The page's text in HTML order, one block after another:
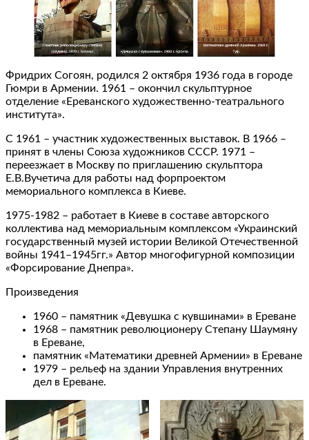
Фридрих Согоян, родился 2 октября 1936 года в городе
Гюмри в Армении. 1961 – окончил скульптурное
отделение «Ереванского художественно-театрального
института».
С 1961 – участник художественных выставок. В 1966 –
принят в члены Союза художников СССР. 1971 –
переезжает в Москву по приглашению скульптора
Е.В.Вучетича для работы над форпроектом
мемориального комплекса в Киеве.
1975-1982 – работает в Киеве в составе авторского
коллектива над мемориальным комплексом «Украинский
государственный музей истории Великой Отечественной
войны 1941–1945гг.» Автор многофигурной композиции
«Форсирование Днепра».
Произведения
1960 – памятник «Девушка с кувшинами» в Ереване
1968 – памятник революционеру Степану Шаумяну
в Ереване,
памятник «Математики древней Армении» в Ереване
1979 – рельеф на здании Управления внутренних
дел в Ереване.